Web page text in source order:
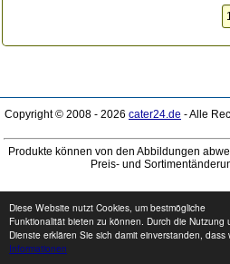
Diese Website nutzt Cookies, um bestmögliche
Funktionalität bieten zu können. Durch die Nutzung
Dienste erklären Sie sich damit einverstanden,
Informationen
Copyright © 2008 - 2026 cater24.de - Alle
Produkte können von den Abbildungen
Preis- und